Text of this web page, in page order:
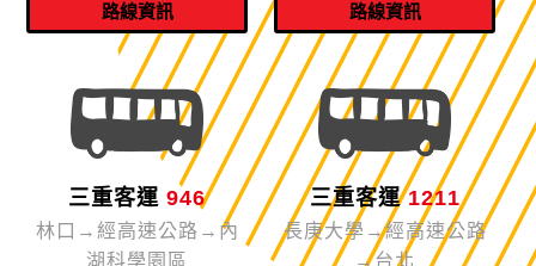
三重客運 946
林口→經高速公路→內
湖科學園區
三重客運1211
長庚大學→經高速公路
→台北